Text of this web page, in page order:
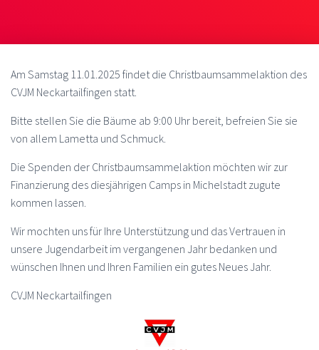
Am Samstag 11.01.2025 findet die Christbaumsammelaktion des
CVJM Neckartailfingen statt.
Bitte stellen Sie die Bäume ab 9:00 Uhr bereit, befreien Sie sie
von allem Lametta und Schmuck.
Die Spenden der Christbaumsammelaktion möchten wir zur
Finanzierung des diesjährigen Camps in Michelstadt zugute
kommen lassen.
Wir mochten uns für Ihre Unterstützung und das Vertrauen in
unsere Jugendarbeit im vergangenen Jahr bedanken und
wünschen Ihnen und Ihren Familien ein gutes Neues Jahr.
CVJM Neckartailfingen